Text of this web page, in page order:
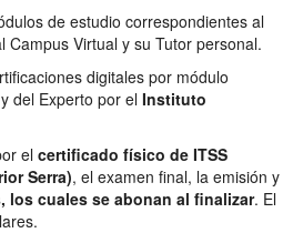
de estudio correspondientes al
Campus Virtual y su Tutor personal.
digitales por módulo
y del Experto por el Instituto
el certificado físico de ITSS
Serra), el examen final, la emisión y
cuales se abonan al finalizar. El